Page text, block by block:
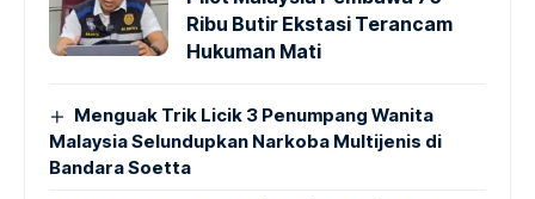
Ribu Butir Ekstasi Terancam
Hukuman Mati
Menguak Trik Licik 3 Penumpang Wanita
Malaysia Selundupkan Narkoba Multijenis di
Bandara Soetta